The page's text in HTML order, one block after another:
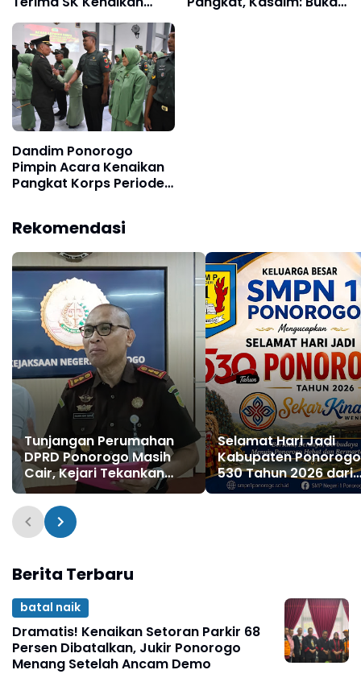
Pangkat
Dandim Ponorogo
Pimpin Acara Kenaikan
Pangkat Korps Periode
Rekomendasi
Tunjangan Perumahan
DPRD Ponorogo Masih
Cair, Kejari Tekankan
Perbaikan Tata Kelola
Pasca Proses Hukum
Selamat Hari Jadi
Kabupaten
530 Tahun 2026 dari
SMPN 1 Ponorogo
Berita Terbaru
batal naik
Dramatis! Kenaikan Setoran Parkir 68
Persen Dibatalkan, Jukir Ponorogo
Menang Setelah Ancam Demo